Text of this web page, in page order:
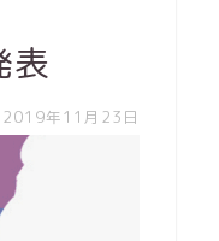
表
年11月23日